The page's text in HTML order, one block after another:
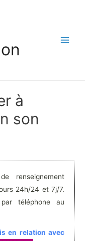
à
son
renseignement
24h/24 et 7j/7.
téléphone au
en relation avec